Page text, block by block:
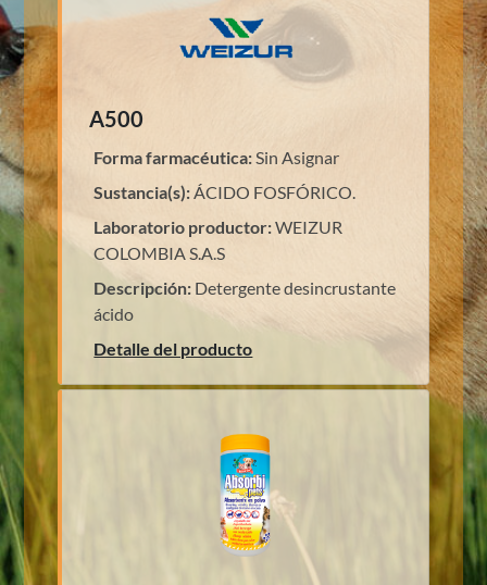
A500
Forma farmacéutica:Sin Asignar
Sustancia(s):ÁCIDO FOSFÓRICO.
Laboratorio productor:WEIZUR
COLOMBIA S.A.S
Descripción: Detergente desincrustante
ácido
Detalle del producto